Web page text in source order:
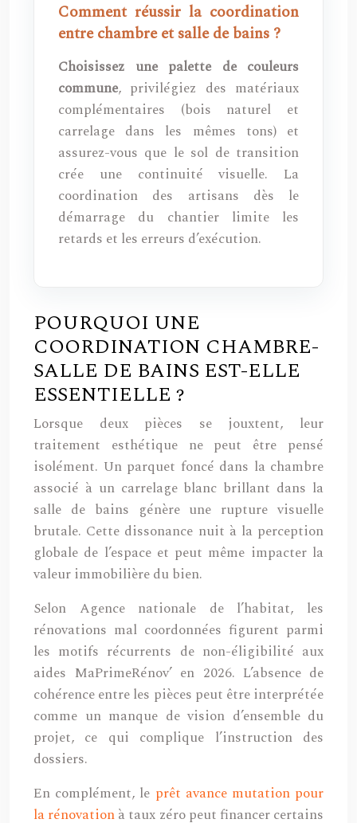
Comment réussir la coordination
entre chambre et salle de bains ?
Choisissez une palette de couleurs
commune, privilégiez des matériaux
complémentaires (bois naturel et
carrelage dans les mêmes tons) et
assurez-vous que le sol de transition
crée une continuité visuelle. La
coordination des artisans dès le
démarrage du chantier limite les
retards et les erreurs d’exécution.
POURQUOI UNE
COORDINATION CHAMBRE-
SALLE DE BAINS EST-ELLE
ESSENTIELLE ?
Lorsque deux pièces se jouxtent, leur
traitement esthétique ne peut être pensé
isolément. Un parquet foncé dans la chambre
associé à un carrelage blanc brillant dans la
salle de bains génère une rupture visuelle
brutale. Cette dissonance nuit à la perception
globale de l’espace et peut même impacter la
valeur immobilière du bien.
Selon Agence nationale de l’habitat, les
rénovations mal coordonnées figurent parmi
les motifs récurrents de non-éligibilité aux
aides MaPrimeRénov’ en 2026. L’absence de
cohérence entre les pièces peut être interprétée
comme un manque de vision d’ensemble du
projet, ce qui complique l’instruction des
dossiers.
En complément, le prêt avance mutation pour
la rénovationà taux zéro peut financer certains